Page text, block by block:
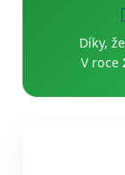
Díky,
V roce